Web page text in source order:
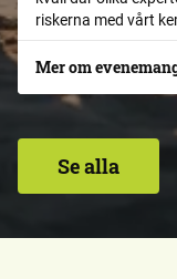
riskerna med vårt
Mer om
Se alla